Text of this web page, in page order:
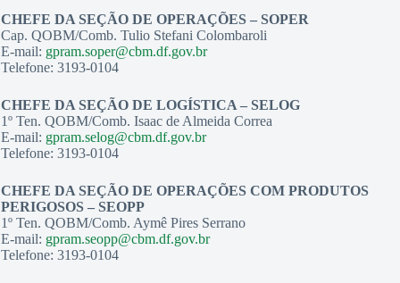
CHEFE DA SEÇÃO DE OPERAÇÕES – SOPER
Cap. QOBM/Comb. Tulio Stefani Colombaroli
E-mail: gpram.soper@cbm.df.gov.br
Telefone: 3193-0104
CHEFE DA SEÇÃO DE LOGÍSTICA – SELOG
1º Ten. QOBM/Comb. Isaac de Almeida Correa
E-mail: gpram.selog@cbm.df.gov.br
Telefone: 3193-0104
CHEFE DA SEÇÃO DE OPERAÇÕES COM PRODUTOS
PERIGOSOS – SEOPP
1º Ten. QOBM/Comb. Aymê Pires Serrano
E-mail: gpram.seopp@cbm.df.gov.br
Telefone: 3193-0104